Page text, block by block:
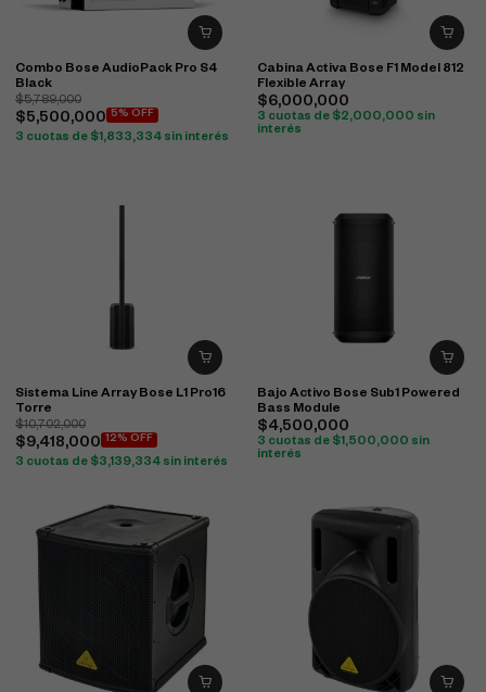
Combo Bose AudioPack Pro S4
Black
$5,789,000
$5,500,000 5% OFF
3 cuotas de $1,833,334 sin interés
Cabina Activa Bose F1 Model 812
Flexible Array
$6,000,000
3 cuotas de $2,000,000 sin
interés
Sistema Line Array Bose L1 Pro16
Torre
$10,702,000
$9,418,000 12% OFF
3 cuotas de $3,139,334 sin interés
Bajo Activo Bose Sub1 Powered
Bass Module
$4,500,000
3 cuotas de $1,500,000 sin
interés